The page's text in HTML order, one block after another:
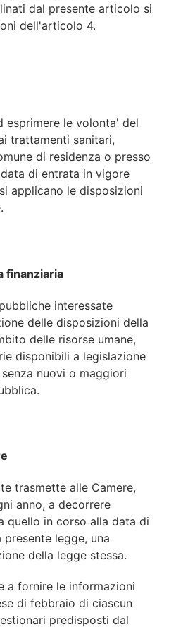
dal presente articolo si
dell'articolo 4.
esprimere le volonta' del
trattamenti sanitari,
di residenza o presso
di entrata in vigore
applicano le disposizioni
finanziaria
interessate
delle disposizioni della
delle risorse umane,
disponibili a legislazione
nuovi o maggiori
trasmette alle Camere,
anno, a decorrere
quello in corso alla data di
legge, una
della legge stessa.
a fornire le informazioni
di febbraio di ciascun
predisposti dal